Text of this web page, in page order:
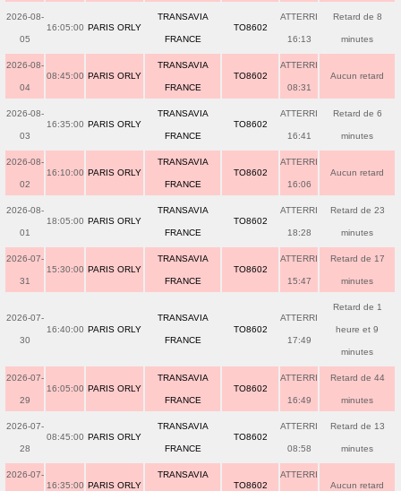
2026-08-
05
16:05:00 PARIS ORLY
TRANSAVIA
FRANCE
TO8602
ATTERRI
16:13
Retard de 8
minutes
2026-08-
04
08:45:00 PARIS ORLY
TRANSAVIA
FRANCE
TO8602
ATTERRI
08:31
Aucun retard
2026-08-
03
16:35:00 PARIS ORLY
TRANSAVIA
FRANCE
TO8602
ATTERRI
16:41
Retard de 6
minutes
2026-08-
02
16:10:00 PARIS ORLY
TRANSAVIA
FRANCE
TO8602
ATTERRI
16:06
Aucun retard
2026-08-
01
18:05:00 PARIS ORLY
TRANSAVIA
FRANCE
TO8602
ATTERRI
18:28
Retard de 23
minutes
2026-07-
31
15:30:00 PARIS ORLY
TRANSAVIA
FRANCE
TO8602
ATTERRI
15:47
Retard de 17
minutes
2026-07-
30
16:40:00 PARIS ORLY
TRANSAVIA
FRANCE
TO8602
ATTERRI
17:49
Retard de 1
heure et 9
minutes
2026-07-
29
16:05:00 PARIS ORLY
TRANSAVIA
FRANCE
TO8602
ATTERRI
16:49
Retard de 44
minutes
2026-07-
28
08:45:00 PARIS ORLY
TRANSAVIA
FRANCE
TO8602
ATTERRI
08:58
Retard de 13
minutes
2026-07-
16:35:00 PARIS ORLY
TRANSAVIA
TO8602
ATTERRI
Aucun retard